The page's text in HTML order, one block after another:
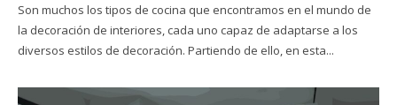
Son muchos los tipos de cocina que encontramos en el mundo de
la decoración de interiores, cada uno capaz de adaptarse a los
diversos estilos de decoración. Partiendo de ello, en esta...